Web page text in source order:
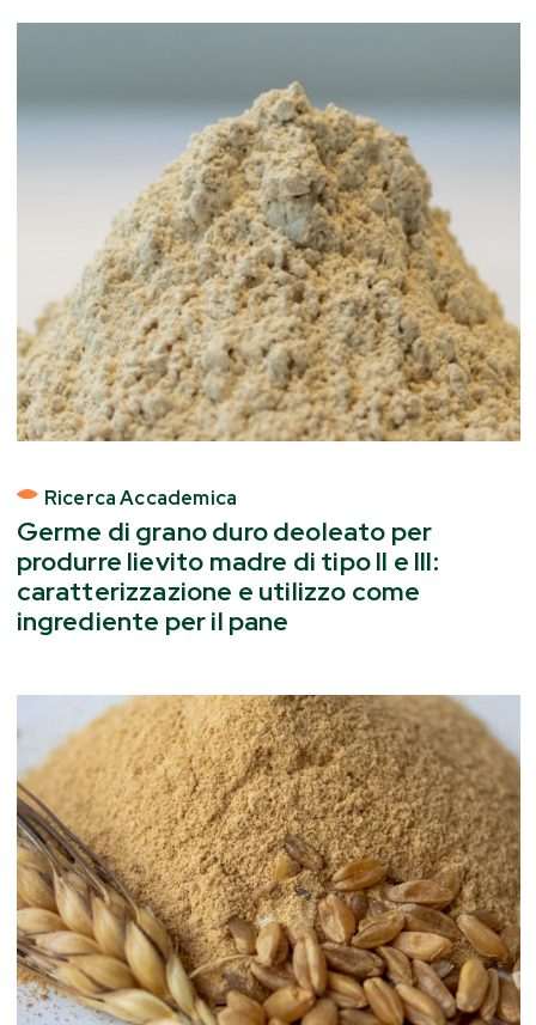
Ricerca Accademica
Germe di grano duro deoleato per
produrre lievito madre di tipo II e III:
caratterizzazione e utilizzo come
ingrediente per il pane